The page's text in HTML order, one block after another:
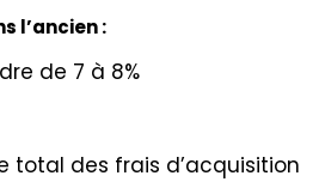
l’ancien :
de 7 à 8%
total des frais d’acquisition